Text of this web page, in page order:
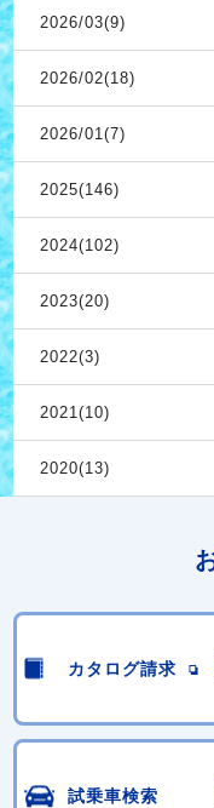
2026/03(9)
2026/02(18)
2026/01(7)
2025(146)
2024(102)
2023(20)
2022(3)
2021(10)
2020(13)
カタログ請求
試乗車検索